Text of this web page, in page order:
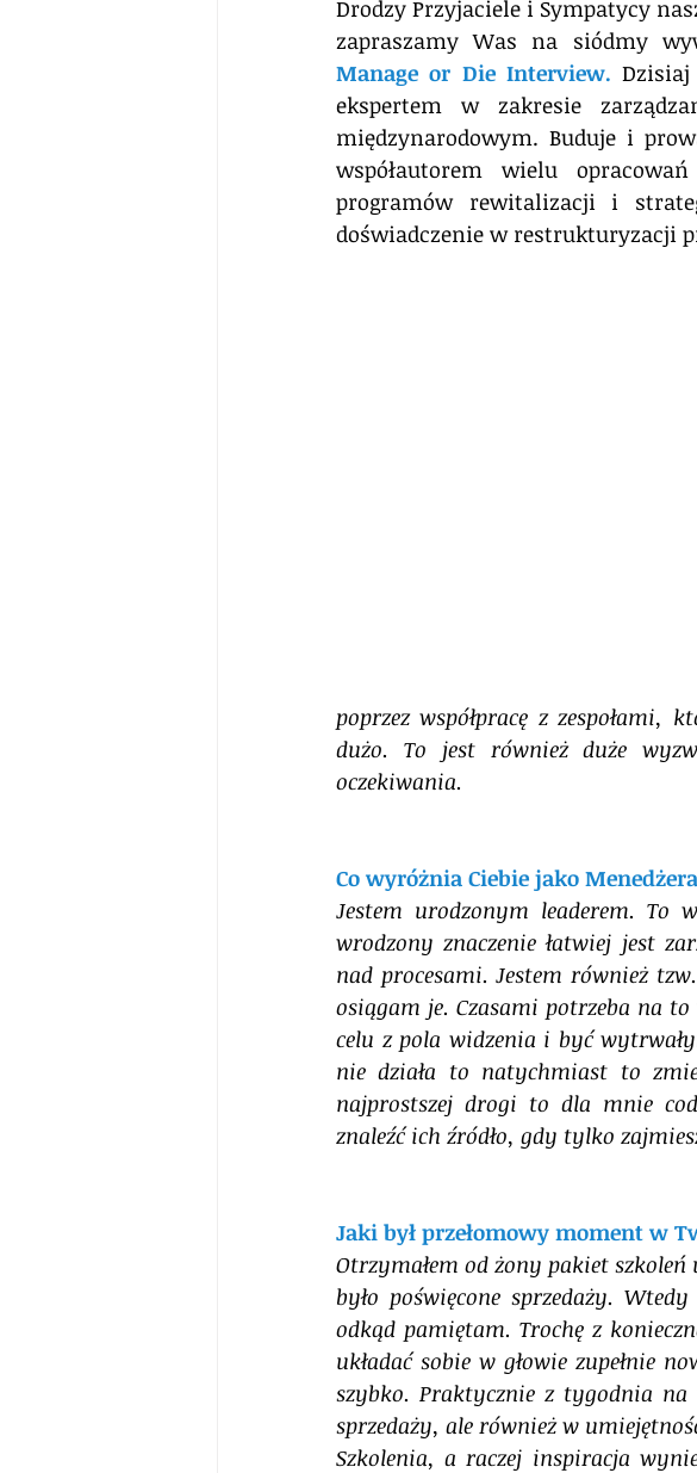
Drodzy Przyjaciele i Sympatycy
Manage or Die Interview.
ekspertem w zakresie
międzynarodowym. Buduje i
współautorem wielu
programów rewitalizacji i
doświadczenie w restrukturyzacji
poprzez współpracę z
dużo. To jest również duże
oczekiwania.
Co wyróżnia Ciebie jako
Jestem urodzonym leaderem. To
wrodzony znaczenie łatwiej jest
nad procesami. Jestem również
osiągam je. Czasami potrzeba na
celu z pola widzenia i być
nie działa to natychmiast to
najprostszej drogi to dla mnie
znaleźć ich źródło, gdy tylko
Jaki był przełomowy moment w
Otrzymałem od żony pakiet
było poświęcone sprzedaży.
odkąd pamiętam. Trochę z
układać sobie w głowie zupełnie
szybko. Praktycznie z tygodnia na
sprzedaży, ale również w
Szkolenia, a raczej inspiracja